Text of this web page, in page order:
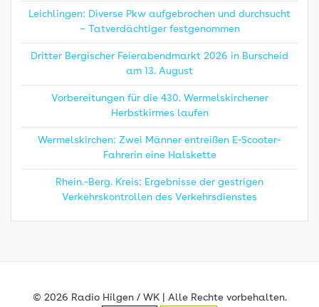
Leichlingen: Diverse Pkw aufgebrochen und durchsucht
– Tatverdächtiger festgenommen
Dritter Bergischer Feierabendmarkt 2026 in Burscheid
am 13. August
Vorbereitungen für die 430. Wermelskirchener
Herbstkirmes laufen
Wermelskirchen: Zwei Männer entreißen E-Scooter-
Fahrerin eine Halskette
Rhein.-Berg. Kreis: Ergebnisse der gestrigen
Verkehrskontrollen des Verkehrsdienstes
© 2026 Radio Hilgen / WK | Alle Rechte vorbehalten.